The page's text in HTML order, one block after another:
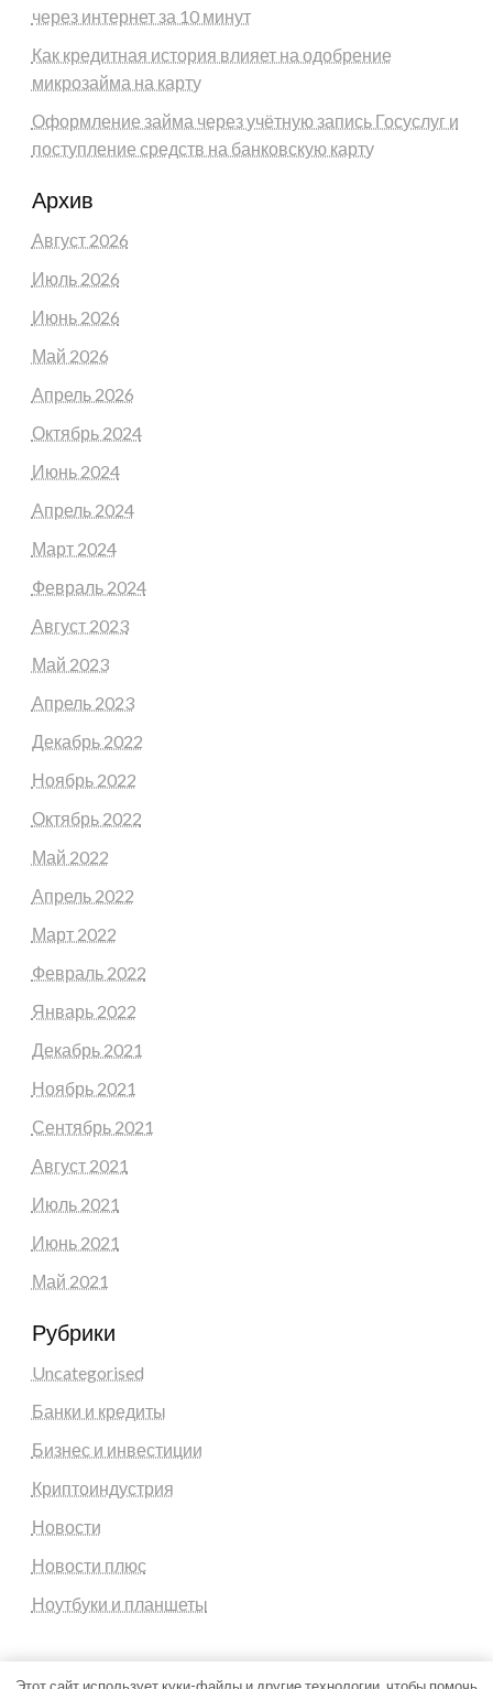
через интернет за 10 минут
Как кредитная история влияет на одобрение
микрозайма на карту
Оформление займа через учётную запись Госуслуг и
поступление средств на банковскую карту
Архив
Август 2026
Июль 2026
Июнь 2026
Май 2026
Апрель 2026
Октябрь 2024
Июнь 2024
Апрель 2024
Март 2024
Февраль 2024
Август 2023
Май 2023
Апрель 2023
Декабрь 2022
Ноябрь 2022
Октябрь 2022
Май 2022
Апрель 2022
Март 2022
Февраль 2022
Январь 2022
Декабрь 2021
Ноябрь 2021
Сентябрь 2021
Август 2021
Июль 2021
Июнь 2021
Май 2021
Рубрики
Uncategorised
Банки и кредиты
Бизнес и инвестиции
Криптоиндустрия
Новости
Новости плюс
Ноутбуки и планшеты
Этот сайт использует куки-файлы и другие технологии, чтобы помочь